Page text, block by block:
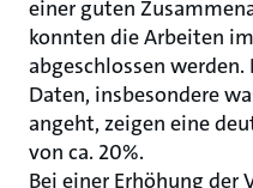
einer guten
konnten die Arbeiten
abgeschlossen
Daten, insbesondere
angeht, zeigen eine
von ca. 20%.
Bei einer Erhöhung der